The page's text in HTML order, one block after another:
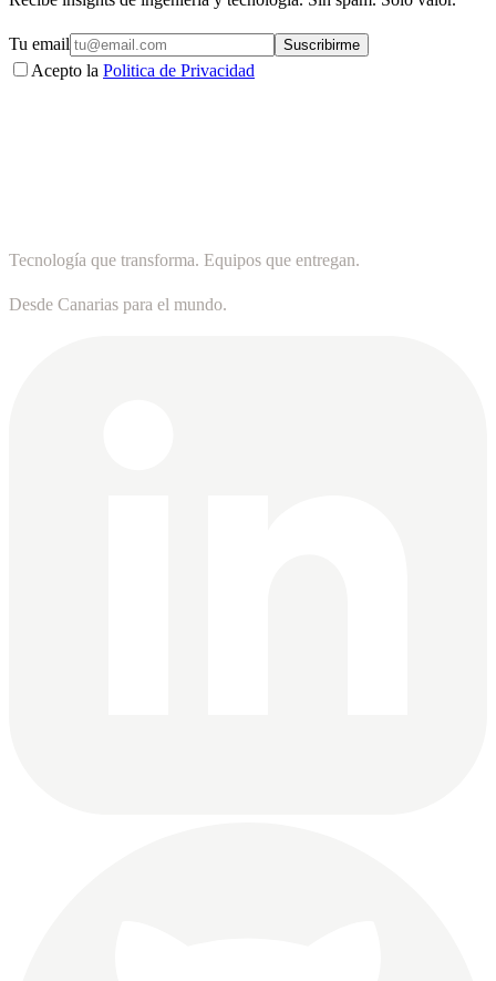
Tu email Suscribirme
Acepto la Politica de Privacidad
Tecnología que transforma. Equipos que entregan.
Desde Canarias para el mundo.